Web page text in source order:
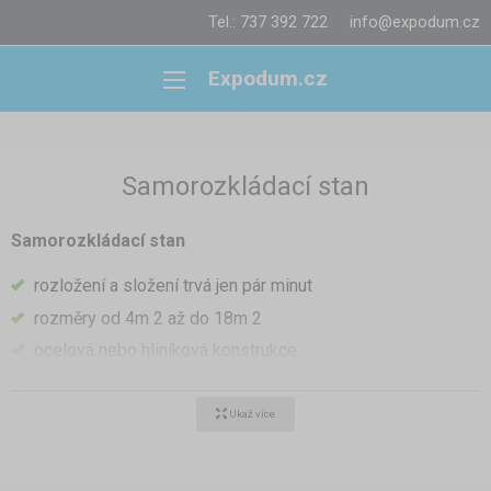
Tel.: 737 392 722 info@expodum.cz
Expodum.cz
Samorozkládací stan
Samorozkládací stan
rozložení a složení trvá jen pár minut
rozměry od 4m 2 až do 18m 2
Ukaž více